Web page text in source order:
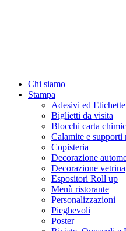
Chi siamo
Stampa
Adesivi ed Etichette
Biglietti da visita
Blocchi carta
Calamite e supporti
Copisteria
Decorazione
Decorazione vetrina
Espositori Roll up
Menù ristorante
Personalizzazioni
Pieghevoli
Poster